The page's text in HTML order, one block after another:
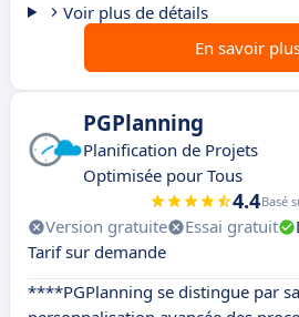
Voir plus de détails
En savoir
PGPlanning
Planification de Projets
Optimisée pour Tous
4.4Basé
Version gratuite Essai gratuit
Tarif sur demande
****PGPlanning se distingue par